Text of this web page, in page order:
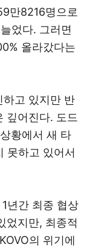
만8216명으로
었다. 그러면
올라갔다는
고 있지만 반
깊어진다. 도드
황에서 새 타
못하고 있어서
년간 최종 협상
었지만, 최종적
의 위기에